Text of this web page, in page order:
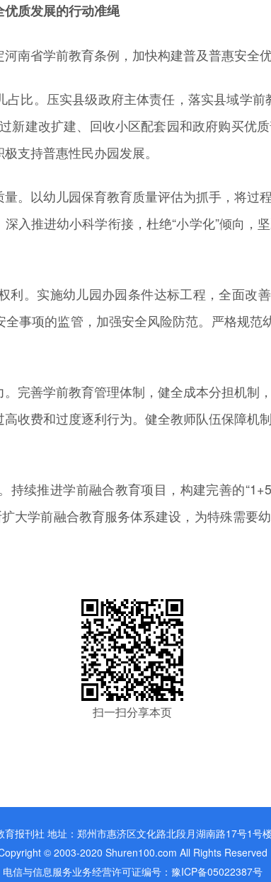
质发展的行动准绳
省学前教育条例，加快构建普及普惠安全优
。压实县级政府主体责任，落实县域学前
新建改扩建、回收小区配套园和政府购买优
支持普惠性民办园发展。
以幼儿园保育教育质量评估为抓手，将过
入推进幼小科学衔接，杜绝“小学化”倾向
。实施幼儿园办园条件达标工程，全面改善
事项的监管，加强安全风险防范。严格规范
善学前教育管理体制，健全成本分担机制
收费和过度逐利行为。健全教师队伍保障机
续推进学前融合教育项目，构建完善的
大学前融合教育服务体系建设，为特殊需要
扫一扫分享本页
育报刊社 地址：郑州市惠济区文化路北段月湖南路17号1号
© 2003-2020 Shuren100.com All Rights Reserved
电信与信息服务业务经营许可证编号：豫ICP备05022387号